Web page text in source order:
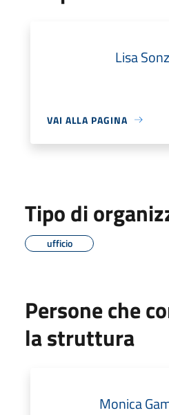
Lisa
VAI ALLA PAGINA
Tipo di
ufficio
Persone che
la struttura
Monica